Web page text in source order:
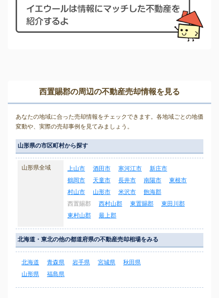
西置賜郡の周辺の不動産売却情報を見る
あなたの地域に合った売却情報をチェックできます。各地域ごとの地価
変動や、実際の売却事例を見てみましょう。
山形県の市区町村から探す
山形県全域 上山市 酒田市 寒河江市
新庄市
鶴岡市
天童市 長井市 南陽市
東根市
村山市
山形市 米沢市
飽海郡
西置賜郡
西村山郡 東置賜郡
東田川郡
東村山郡
最上郡
北海道・東北の他の都道府県の不動産売却相場をみる
北海道 青森県 岩手県 宮城県
秋田県
山形県
福島県